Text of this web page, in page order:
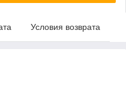
Условия возврата